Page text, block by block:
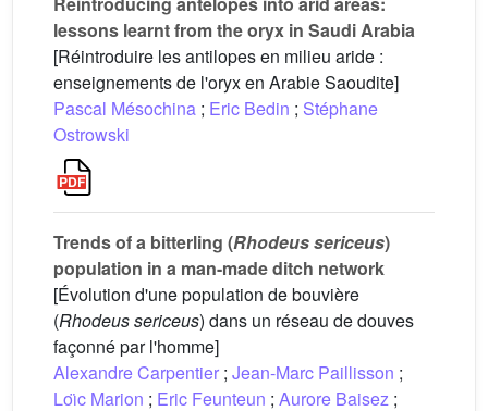
lessons learnt from the oryx in Saudi Arabia
[Réintroduire les antilopes en milieu aride :
enseignements de l'oryx en Arabie Saoudite]
Pascal Mésochina ; Eric Bedin ; Stéphane
Ostrowski
Trends of a bitterling (Rhodeus sericeus)
population in a man-made ditch network
[Évolution d'une population de bouvière
(Rhodeus sericeus) dans un réseau de douves
façonné par l'homme]
Alexandre Carpentier ; Jean-Marc Paillisson ;
Loı̈c Marion ; Eric Feunteun ; Aurore Baisez ;